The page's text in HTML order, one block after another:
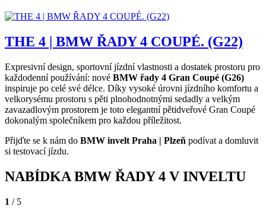
THE 4 | BMW ŘADY 4 COUPÉ. (G22)
Expresivní design, sportovní jízdní vlastnosti a dostatek prostoru pro
každodenní používání: nové BMW řady 4 Gran Coupé (G26)
inspiruje po celé své délce. Díky vysoké úrovni jízdního komfortu a
velkorysému prostoru s pěti plnohodnotnými sedadly a velkým
zavazadlovým prostorem je toto elegantní pětidveřové Gran Coupé
dokonalým společníkem pro každou příležitost.
Přijďte se k nám do BMW invelt Praha | Plzeň podívat a domluvit
si testovací jízdu.
NABÍDKA BMW ŘADY 4 V INVELTU
1 / 5